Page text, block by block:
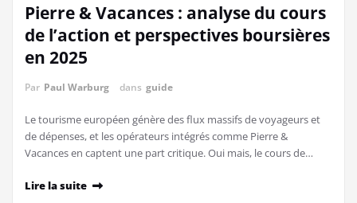
Pierre & Vacances : analyse du cours
de l’action et perspectives boursières
en 2025
Par Paul Warburg dans guide
Le tourisme européen génère des flux massifs de voyageurs et
de dépenses, et les opérateurs intégrés comme Pierre &
Vacances en captent une part critique. Oui mais, le cours de…
Lire la suite